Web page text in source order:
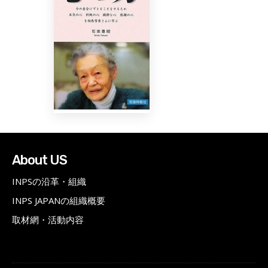
About US
INPSの沿革・組織
INPS JAPANの組織概要
取材網・活動内容